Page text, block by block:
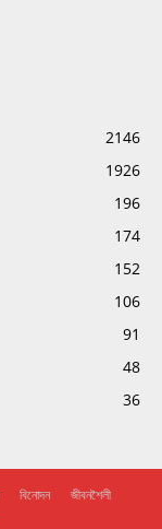
2146
1926
196
174
152
106
91
48
36
বিনোদন
জীবনশৈলী